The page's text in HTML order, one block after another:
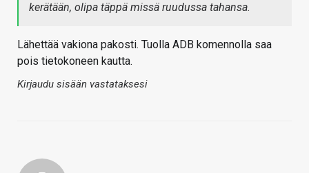
kerätään, olipa täppä missä ruudussa tahansa.
Lähettää vakiona pakosti. Tuolla ADB komennolla saa
pois tietokoneen kautta.
Kirjaudu sisään vastataksesi